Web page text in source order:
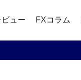
ュー FXコラム